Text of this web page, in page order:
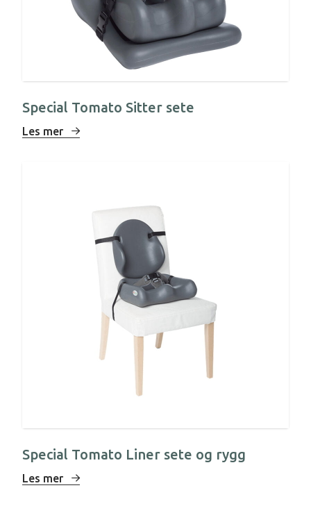
Special Tomato Sitter sete
Les mer
Special Tomato Liner sete og rygg
Les mer